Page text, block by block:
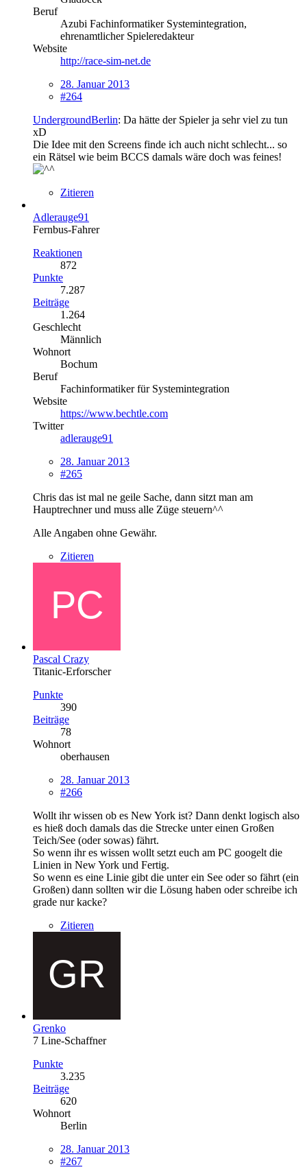
Beruf
Azubi Fachinformatiker Systemintegration,
ehrenamtlicher Spieleredakteur
Website
http://race-sim-net.de
28. Januar 2013
#264
UndergroundBerlin: Da hätte der Spieler ja sehr viel zu tun
xD
Die Idee mit den Screens finde ich auch nicht schlecht... so
ein Rätsel wie beim BCCS damals wäre doch was feines!
Zitieren
Adlerauge91
Fernbus-Fahrer
Reaktionen
872
Punkte
7.287
Beiträge
1.264
Geschlecht
Männlich
Wohnort
Bochum
Beruf
Fachinformatiker für Systemintegration
Website
https://www.bechtle.com
Twitter
adlerauge91
28. Januar 2013
#265
Chris das ist mal ne geile Sache, dann sitzt man am
Hauptrechner und muss alle Züge steuern^^
Alle Angaben ohne Gewähr.
Zitieren
Pascal Crazy
Titanic-Erforscher
Punkte
390
Beiträge
78
Wohnort
oberhausen
28. Januar 2013
#266
Wollt ihr wissen ob es New York ist? Dann denkt logisch also
es hieß doch damals das die Strecke unter einen Großen
Teich/See (oder sowas) fährt.
So wenn ihr es wissen wollt setzt euch am PC googelt die
Linien in New York und Fertig.
So wenn es eine Linie gibt die unter ein See oder so fährt (ein
Großen) dann sollten wir die Lösung haben oder schreibe ich
grade nur kacke?
Zitieren
Grenko
7 Line-Schaffner
Punkte
3.235
Beiträge
620
Wohnort
Berlin
28. Januar 2013
#267